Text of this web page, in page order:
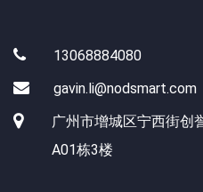
13068884080
gavin.li@nodsmart.com
广州市增城区宁西街创
A01栋3楼